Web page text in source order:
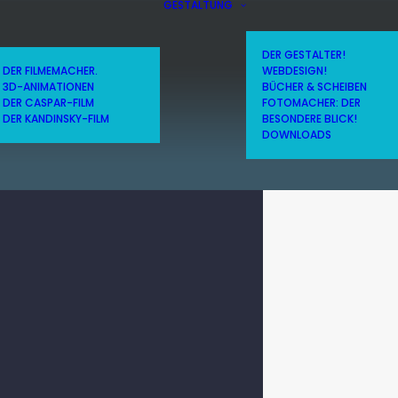
DER FILMEMACHER.
3D-ANIMATIONEN
DER CASPAR-FILM
DER KANDINSKY-FILM
GESTALTUNG
DER GESTALTER!
WEBDESIGN!
BÜCHER & SCHEIBEN
FOTOMACHER: DER
BESONDERE BLICK!
DOWNLOADS